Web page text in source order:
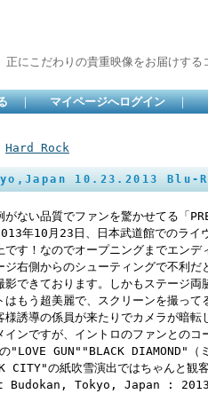
こだわりの貴重映像をお届けする
｜ マイページへログイン ｜
Hard Rock
10.23.2013 Blu-
がない品質でファンを驚かせてる「
年10月23日、日本武道館でのライ
です！なのでオープニングまでエン
ジ右側からのシューティングで不利
影できております。しかもステージ
はもう超美麗で、スクリーンを撮っ
様誘導の係員が来たりでカメラが暗
インですが、イントロのファンとの
"LOVE GUN""BLACK DIAMOND"（
CITY"の紙吹雪演出ではちゃんと観
Tokyo, Japan :